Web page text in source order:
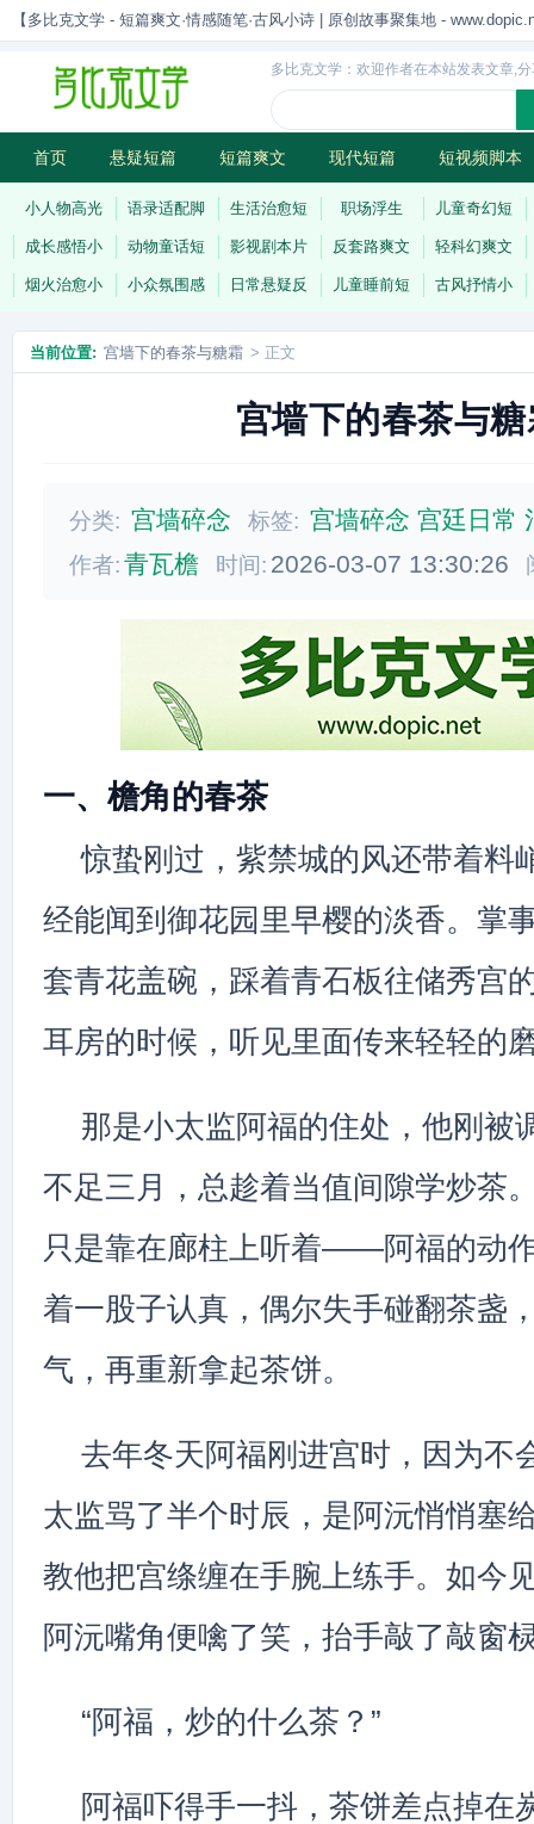
【多比克文学 - 短篇爽文·情感随笔·古风小诗 | 原创故事聚集地 -
多比克文学：欢迎作者在本站发表文章,
首页 悬疑短篇 短篇爽文 现代短篇 短视频脚本
古风小诗 科幻短篇 现代小诗 连载
小人物高光 语录适配脚 生活治愈短 职场浮生 儿童奇幻短
成长感悟小 动物童话短 影视剧本片 反套路爽文 轻科幻爽文
烟火治愈小 小众氛围感 日常悬疑反 儿童睡前短 古风抒情小
当前位置: 宫墙下的春茶与糖霜 > 正文
宫墙下的春茶与
分类: 宫墙碎念 标签: 宫墙碎念 宫廷日常
作者:青瓦檐 时间: 2026-03-07 13:30:26
一、檐角的春茶
惊蛰刚过，紫禁城的风还带着料
经能闻到御花园里早樱的淡香。掌
套青花盖碗，踩着青石板往储秀宫
耳房的时候，听见里面传来轻轻的
那是小太监阿福的住处，他刚被
不足三月，总趁着当值间隙学炒茶
只是靠在廊柱上听着——阿福的动
着一股子认真，偶尔失手碰翻茶盏
气，再重新拿起茶饼。
去年冬天阿福刚进宫时，因为不
太监骂了半个时辰，是阿沅悄悄塞
教他把宫绦缠在手腕上练手。如今
阿沅嘴角便噙了笑，抬手敲了敲窗
“阿福，炒的什么茶？”
阿福吓得手一抖，茶饼差点掉在